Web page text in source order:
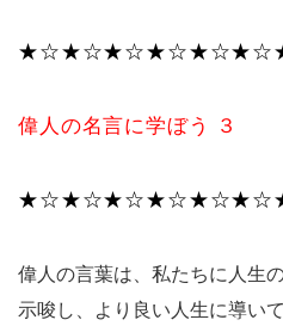
偉人の名言に学ぼう ３
偉人の言葉は、私たちに人生
示唆し、より良い人生に導い